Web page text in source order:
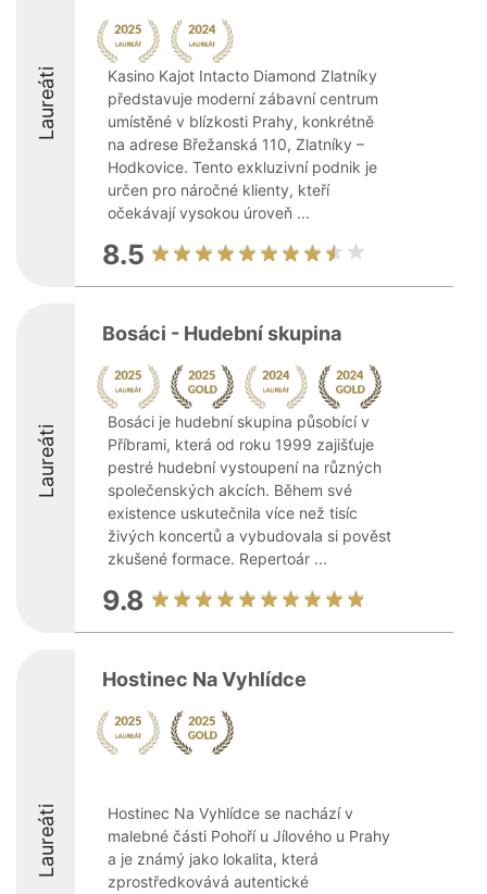
Laureáti
Kasino Kajot Intacto Diamond Zlatníky
představuje moderní zábavní centrum
umístěné v blízkosti Prahy, konkrétně
na adrese Břežanská 110, Zlatníky –
Hodkovice. Tento exkluzivní podnik je
určen pro náročné klienty, kteří
očekávají vysokou úroveň ...
8.5
Laureáti
Bosáci - Hudební skupina
Bosáci je hudební skupina působící v
Příbrami, která od roku 1999 zajišťuje
pestré hudební vystoupení na různých
společenských akcích. Během své
existence uskutečnila více než tisíc
živých koncertů a vybudovala si pověst
zkušené formace. Repertoár ...
9.8
Laureáti
Hostinec Na Vyhlídce
Hostinec Na Vyhlídce se nachází v
malebné části Pohoří u Jílového u Prahy
a je známý jako lokalita, která
zprostředkovává autentické